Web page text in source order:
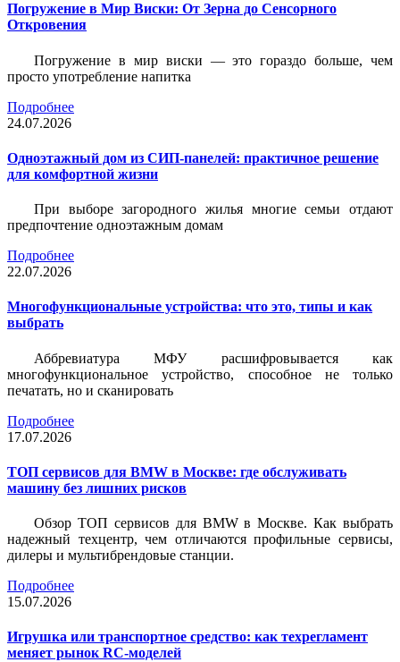
Погружение в Мир Виски: От Зерна до Сенсорного
Откровения
Погружение в мир виски — это гораздо больше, чем
просто употребление напитка
Подробнее
24.07.2026
Одноэтажный дом из СИП-панелей: практичное решение
для комфортной жизни
При выборе загородного жилья многие семьи отдают
предпочтение одноэтажным домам
Подробнее
22.07.2026
Многофункциональные устройства: что это, типы и как
выбрать
Аббревиатура МФУ расшифровывается как
многофункциональное устройство, способное не только
печатать, но и сканировать
Подробнее
17.07.2026
ТОП сервисов для BMW в Москве: где обслуживать
машину без лишних рисков
Обзор ТОП сервисов для BMW в Москве. Как выбрать
надежный техцентр, чем отличаются профильные сервисы,
дилеры и мультибрендовые станции.
Подробнее
15.07.2026
Игрушка или транспортное средство: как техрегламент
меняет рынок RC-моделей